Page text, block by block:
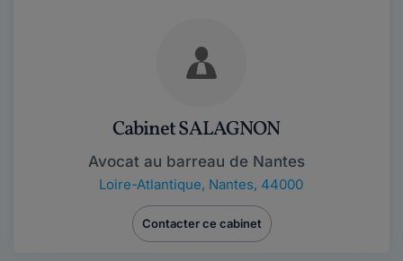
Cabinet SALAGNON
Avocat au barreau de Nantes
Loire-Atlantique, Nantes, 44000
Contacter ce cabinet